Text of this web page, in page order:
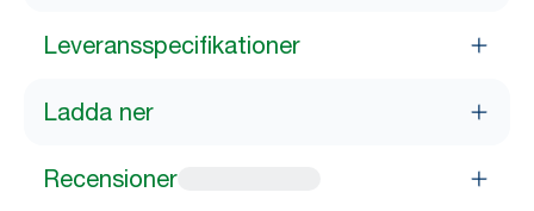
Leveransspecifikationer
Ladda ner
Recensioner